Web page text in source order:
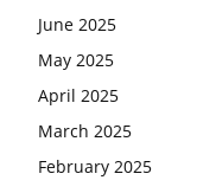
June 2025
May 2025
April 2025
March 2025
February 2025